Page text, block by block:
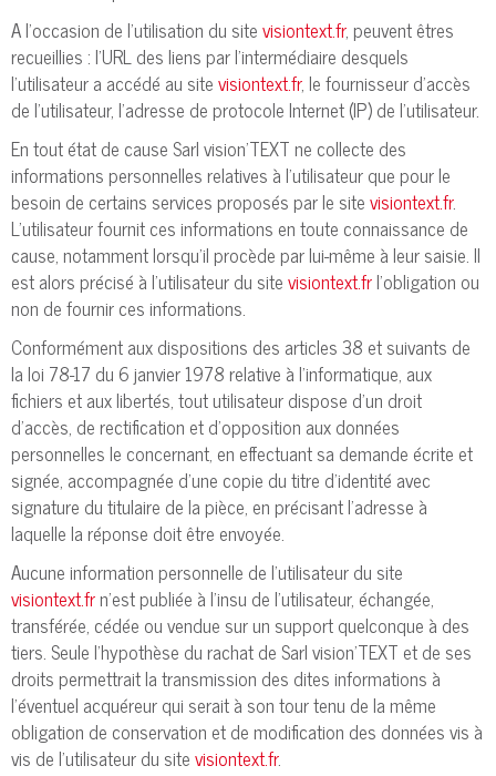
A l'occasion de l'utilisation du sitevisiontext.fr, peuvent êtres
recueillies : l'URL des liens par l'intermédiaire desquels
l'utilisateur a accédé au sitevisiontext.fr, le fournisseur d'accès
de l'utilisateur, l'adresse de protocole Internet (IP) de l'utilisateur.
En tout état de cause Sarl vision'TEXT ne collecte des
informations personnelles relatives à l'utilisateur que pour le
besoin de certains services proposés par le sitevisiontext.fr.
L'utilisateur fournit ces informations en toute connaissance de
cause, notamment lorsqu'il procède par lui-même à leur saisie. Il
est alors précisé à l'utilisateur du sitevisiontext.frl’obligation ou
non de fournir ces informations.
Conformément aux dispositions des articles 38 et suivants de
la loi 78-17 du 6 janvier 1978 relative à l’informatique, aux
fichiers et aux libertés, tout utilisateur dispose d’un droit
d’accès, de rectification et d’opposition aux données
personnelles le concernant, en effectuant sa demande écrite et
signée, accompagnée d’une copie du titre d’identité avec
signature du titulaire de la pièce, en précisant l’adresse à
laquelle la réponse doit être envoyée.
Aucune information personnelle de l'utilisateur du site
visiontext.frn'est publiée à l'insu de l'utilisateur, échangée,
transférée, cédée ou vendue sur un support quelconque à des
tiers. Seule l'hypothèse du rachat de Sarl vision'TEXT et de ses
droits permettrait la transmission des dites informations à
l'éventuel acquéreur qui serait à son tour tenu de la même
obligation de conservation et de modification des données vis à
vis de l'utilisateur du sitevisiontext.fr.